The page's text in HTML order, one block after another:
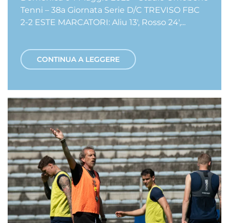
Tenni – 38a Giornata Serie D/C TREVISO FBC
2-2 ESTE MARCATORI: Aliu 13′, Rosso 24′,...
CONTINUA A LEGGERE